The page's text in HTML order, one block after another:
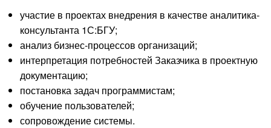
участие в проектах внедрения в качестве аналитика-
консультанта 1С:БГУ;
анализ бизнес-процессов организаций;
интерпретация потребностей Заказчика в проектную
документацию;
постановка задач программистам;
обучение пользователей;
сопровождение системы.